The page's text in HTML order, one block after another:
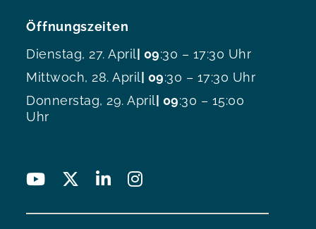
Öffnungszeiten
Dienstag, 27. April| 09:30 – 17:30 Uhr
Mittwoch, 28. April| 09:30 – 17:30 Uhr
Donnerstag, 29. April| 09:30 – 15:00
Uhr